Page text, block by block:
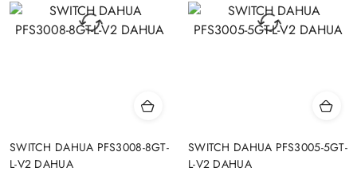
SWITCH DAHUA PFS3008-8GT-
L-V2 DAHUA
SWITCH DAHUA PFS3005-5GT-
L-V2 DAHUA